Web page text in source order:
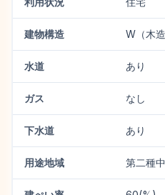
建物構造 W（木造
水道 あり
ガス なし
下水道 あり
用途地域 第二種